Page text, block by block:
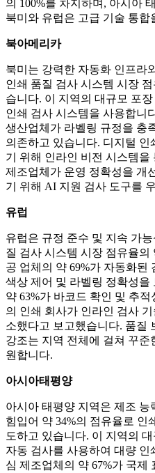
의 100%를 차지하며, 아시아
북미와 유럽은 고급 기술 통합
북아메리카
북미는 강력한 자동화 인프라
인쇄 품질 검사 시스템 시장
습니다. 이 지역의 대규모 포
인쇄 검사 시스템을 사용합니
생산업체가 라벨링 규정을 충
의존하고 있습니다. 디지털 인
기 위해 인라인 비전 시스템을
제조업체가 운영 정확성을 개
기 위해 AI 지원 검사 도구를
유럽
유럽은 규정 준수 및 지속 가
질 검사 시스템 시장 점유율의
공 업체의 약 69%가 자동화된
색상 제어 및 라벨링 정확성을
약 63%가 바코드 확인 및 추
의 인쇄 회사가 인라인 검사
소했다고 보고했습니다. 품질
강조는 지역 전체에 걸쳐 꾸준
원합니다.
아시아태평양
아시아 태평양 지역은 제조 능
힘입어 약 34%의 점유율로 인
도하고 있습니다. 이 지역의
자동 검사를 사용하여 대량
심 제조업체의 약 67%가 국제